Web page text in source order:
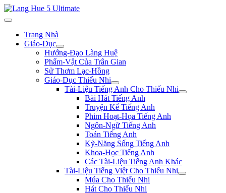
Trang Nhà
Giáo-Dục
Hướng-Đạo Làng Huệ
Phẩm-Vật Của Trân Gian
Sử Thơm Lạc-Hồng
Giáo-Dục Thiếu Nhi
Tài-Liệu Tiếng Anh Cho Thiếu Nhi
Bài Hát Tiếng Anh
Truyện Kể Tiếng Anh
Phim Hoạt-Họa Tiếng Anh
Ngôn-Ngữ Tiếng Anh
Toán Tiếng Anh
Kỹ-Năng Sống Tiếng Anh
Khoa-Học Tiếng Anh
Các Tài-Liệu Tiếng Anh Khác
Tài-Liệu Tiếng Việt Cho Thiếu Nhi
Múa Cho Thiếu Nhi
Hát Cho Thiếu Nhi